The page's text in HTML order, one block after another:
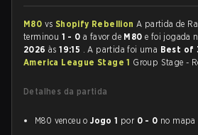
M80 vs Shopify RebellionA partida de
terminou 1 - 0 a favor de M80e foi jogada
2026 às19:15 . A partida foi uma Best of
America League Stage 1 Group Stage -
Detalhes da partida
M80 venceu oJogo 1 por 0 - 0 no mapa